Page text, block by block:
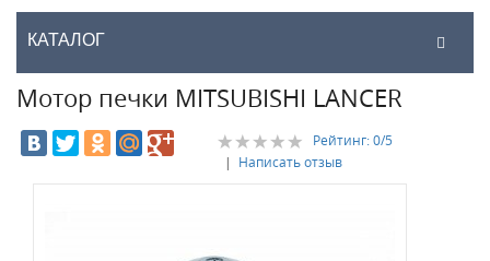
КАТАЛОГ
Мотор печки MITSUBISHI LANCER
Рейтинг:0/5
| Написать отзыв